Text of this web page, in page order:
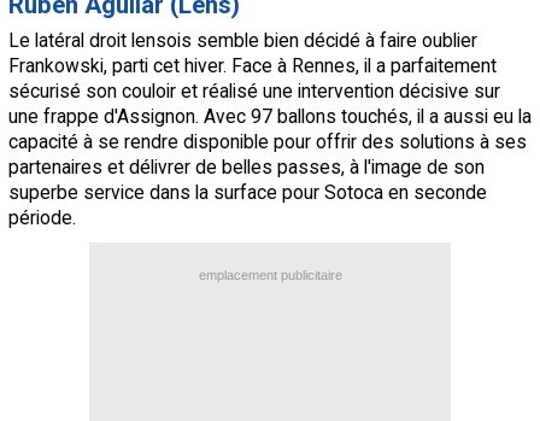
Le latéral droit lensois semble bien décidé à faire oublier
Frankowski, parti cet hiver. Face à Rennes, il a parfaitement
sécurisé son couloir et réalisé une intervention décisive sur
une frappe d'Assignon. Avec 97 ballons touchés, il a aussi eu la
capacité à se rendre disponible pour offrir des solutions à ses
partenaires et délivrer de belles passes, à l'image de son
superbe service dans la surface pour Sotoca en seconde
période.
emplacement publicitaire